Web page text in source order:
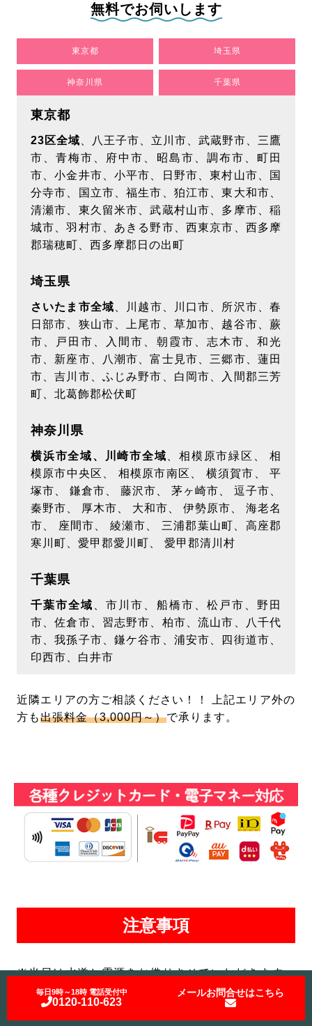
無料でお伺いします
東京都 埼玉県
神奈川県 千葉県
東京都
23区全域 、八王子市、立川市、武蔵野市、三鷹
市、青梅市、府中市、昭島市、調布市、町田
市、小金井市、小平市、日野市、東村山市、国
分寺市、国立市、福生市、狛江市、東大和市、
清瀬市、東久留米市、武蔵村山市、多摩市、稲
城市、羽村市、あきる野市、西東京市、西多摩
郡瑞穂町、西多摩郡日の出町
埼玉県
さいたま市全域 、川越市、川口市、所沢市、春
日部市、狭山市、上尾市、草加市、越谷市、蕨
市、戸田市、入間市、朝霞市、志木市、和光
市、新座市、八潮市、富士見市、三郷市、蓮田
市、吉川市、ふじみ野市、白岡市、入間郡三芳
町、北葛飾郡松伏町
神奈川県
横浜市全域、川崎市全域 、相模原市緑区、 相
模原市中央区、 相模原市南区、 横須賀市、 平
塚市、 鎌倉市、 藤沢市、 茅ヶ崎市、 逗子市、
秦野市、 厚木市、 大和市、 伊勢原市、 海老名
市、 座間市、 綾瀬市、 三浦郡葉山町、高座郡
寒川町、愛甲郡愛川町、 愛甲郡清川村
千葉県
千葉市全域
、市川市、船橋市、松戸市、野田
市、佐倉市、習志野市、柏市、流山市、八千代
市、我孫子市、鎌ケ谷市、浦安市、四街道市、
印西市、白井市
近隣エリアの方ご相談ください！！ 上記エリア外の
方も出張料金（3,000円～）で承ります。
注意事項
※当日は水道と電源をお借りさせていただきます。
また、お風呂場やベランダのスペースをお借りさせ
ていただく場合がございます。
毎日9時～18時 電話受付中
0120-110-623
メールお問合せはこちら